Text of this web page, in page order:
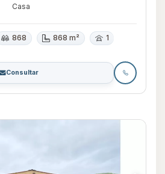
Casa
868 868 m² 1
Consultar